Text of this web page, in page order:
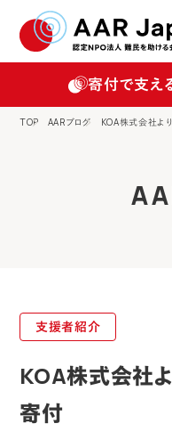
寄付で支え
TOP AARブログ KOA株式会社よ
支援者紹介
KOA株式会社
寄付